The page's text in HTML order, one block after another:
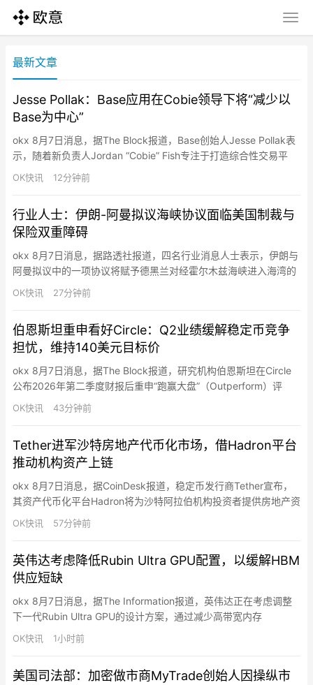
最新文章
Jesse Pollak：Base应用在Cobie领导下将“减少以
Base为中心”
okx 8月7日消息，据The Block报道，Base创始人Jesse Pollak表
示，随着新负责人Jordan “Cobie” Fish专注于打造综合性交易平
台，Coinbase旗下的Base应用将不再那么紧密围绕Base区块链。
Pollak称应用此前更聚焦于Base生态，但在Fish领导下将扩大范
OK快讯 12分钟前
行业人士：伊朗-阿曼拟议海峡协议面临美国制裁与
保险双重障碍
okx 8月7日消息，据路透社报道，四名行业消息人士表示，伊朗与
阿曼拟议中的一项协议将赋予德黑兰对经霍尔木兹海峡进入海湾的
船只的控制权，但由于美国制裁以及针对任何付款的限制性保险条
款，该协议难以实施。任何收费措施都会带来重大合规问题，因为
国财政部还禁止美国人员接受伊朗政府提供的与“保障安全通行”相
关…
OK快讯 27分钟前
伯恩斯坦重申看好Circle：Q2业绩缓解稳定币竞争
担忧，维持140美元目标价
okx 8月7日消息，据The Block报道，研究机构伯恩斯坦在Circle
公布2026年第二季度财报后重申“跑赢大盘”（Outperform）评
级，并维持140美元目标价，认为公司最新业绩构成对市场看空观
点的“反向验证”。伯恩斯坦分析师表示，市场目前对Circle的两大核
——低估了USDC长期增长潜…
OK快讯 43分钟前
Tether进军沙特房地产代币化市场，借Hadron平台
推动机构资产上链
okx 8月7日消息，据CoinDesk报道，稳定币发行商Tether宣布，
其资产代币化平台Hadron将为沙特阿拉伯机构投资者提供房地产资
产代币化技术，推动传统房地产资产上链。Tether表示，此次将与
沙特本地合作伙伴First Data以及金融科技公司BKN301展开合作，
未来，该模式还可能扩展至…
OK快讯 57分钟前
英伟达考虑降低Rubin Ultra GPU配置，以缓解HBM
供应短缺
okx 8月7日消息，据The Information报道，英伟达正在考虑调整
下一代Rubin Ultra GPU的设计方案，通过减少高带宽内存
（HBM）配置来应对先进HBM芯片供应紧张问题。知情人士透露，
过去几周英伟达已测试至少三种不同版本的Rubin Ultra GPU，其
推出低显存版本，主要原因…
OK快讯 1小时前
美国司法部：加密做市商MyTrade创始人因操纵市